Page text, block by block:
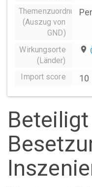
Themenzuordnung
(Auszug von
GND)
Wirkungsorte
(Länder)
place
Import score 10